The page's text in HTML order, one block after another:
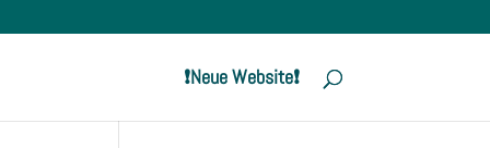
❗️Neue Website❗️